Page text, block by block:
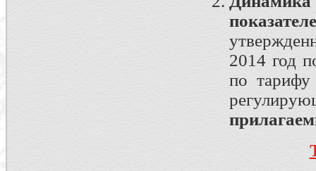
2014 год
по тарифу